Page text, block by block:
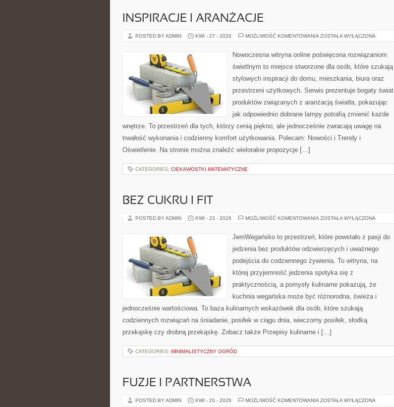
INSPIRACJE I ARANŻACJE
POSTED BY ADMIN KWI - 27 - 2026 MOŻLIWOŚĆ KOMENTOWANIA INSPIRACJE
ZOSTAŁA WYŁĄCZONA
Nowoczesna witryna online poświęcona rozwiązaniom
świetlnym to miejsce stworzone dla osób, które szukają
stylowych inspiracji do domu, mieszkania, biura oraz
przestrzeni użytkowych. Serwis prezentuje bogaty świat
produktów związanych z aranżacją światła, pokazując
jak odpowiednio dobrane lampy potrafią zmienić każde
wnętrze. To przestrzeń dla tych, którzy cenią piękno, ale jednocześnie zwracają uwagę na
trwałość wykonania i codzienny komfort użytkowania. Polecam: Nowości i Trendy i
Oświetlenie. Na stronie można znaleźć wielorakie propozycje […]
CATEGORIES: CIEKAWOSTKI MATEMATYCZNE
BEZ CUKRU I FIT
POSTED BY ADMIN KWI - 23 - 2026 MOŻLIWOŚĆ KOMENTOWANIA BEZ
FIT
ZOSTAŁA WYŁĄCZONA
JemWegańsko to przestrzeń, które powstało z pasji do
jedzenia bez produktów odzwierzęcych i uważnego
podejścia do codziennego żywienia. To witryna, na
której przyjemność jedzenia spotyka się z
praktycznością, a pomysły kulinarne pokazują, że
kuchnia wegańska może być różnorodna, świeża i
jednocześnie wartościowa. To baza kulinarnych wskazówek dla osób, które szukają
codziennych rozwiązań na śniadanie, posiłek w ciągu dnia, wieczorny posiłek, słodką
przekąskę czy drobną przekąskę. Zobacz także Przepisy kulinarne i […]
CATEGORIES: MINIMALISTYCZNY OGRÓD
FUZJE I PARTNERSTWA
POSTED BY ADMIN KWI - 20 - 2026 MOŻLIWOŚĆ KOMENTOWANIA FUZJE
ZOSTAŁA WYŁĄCZONA